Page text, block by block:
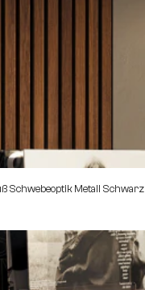
Schwebeoptik Metall Schwarz